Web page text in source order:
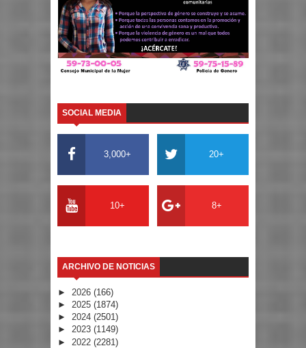
SOCIAL MEDIA
3,000+ 20+
10+ 8+
ARCHIVO DE NOTICIAS
► 2026 (166)
► 2025 (1874)
► 2024 (2501)
► 2023 (1149)
► 2022 (2281)